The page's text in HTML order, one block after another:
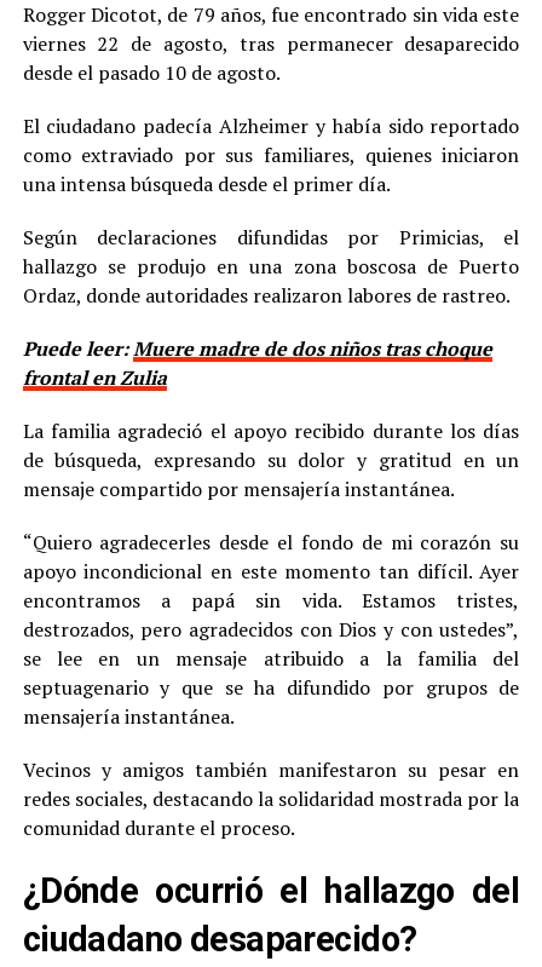
Rogger Dicotot, de 79 años, fue encontrado sin vida este
viernes 22 de agosto, tras permanecer desaparecido
desde el pasado 10 de agosto.
El ciudadano padecía Alzheimer y había sido reportado
como extraviado por sus familiares, quienes iniciaron
una intensa búsqueda desde el primer día.
Según declaraciones difundidas por Primicias, el
hallazgo se produjo en una zona boscosa de Puerto
Ordaz, donde autoridades realizaron labores de rastreo.
Puede leer:Muere madre de dos niños tras choque
frontal en Zulia
La familia agradeció el apoyo recibido durante los días
de búsqueda, expresando su dolor y gratitud en un
mensaje compartido por mensajería instantánea.
“Quiero agradecerles desde el fondo de mi corazón su
apoyo incondicional en este momento tan difícil. Ayer
encontramos a papá sin vida. Estamos tristes,
destrozados, pero agradecidos con Dios y con ustedes”,
se lee en un mensaje atribuido a la familia del
septuagenario y que se ha difundido por grupos de
mensajería instantánea.
Vecinos y amigos también manifestaron su pesar en
redes sociales, destacando la solidaridad mostrada por la
comunidad durante el proceso.
¿Dónde ocurrió el hallazgo del
ciudadano desaparecido?